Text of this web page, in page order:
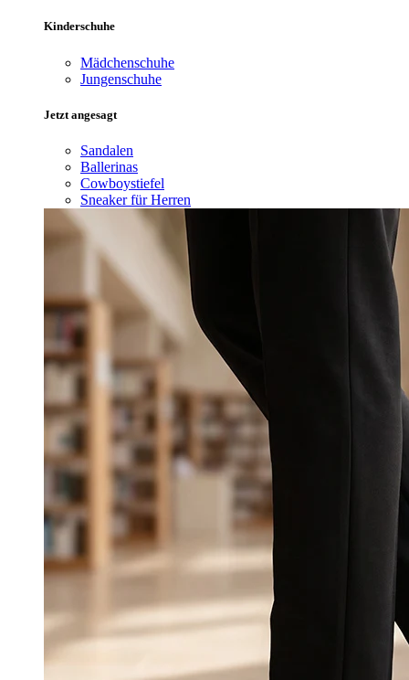
Kinderschuhe
Mädchenschuhe
Jungenschuhe
Jetzt angesagt
Sandalen
Ballerinas
Cowboystiefel
Sneaker für Herren